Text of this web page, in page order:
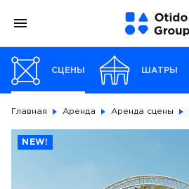
СЦЕНЫ ШАТРЫ
Главная Аренда Аренда сцены
NEW!